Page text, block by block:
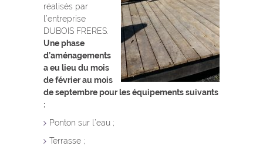
réalisés par
l’entreprise
DUBOIS FRERES.
Une phase
d’aménagements
a eu lieu du mois
de février au mois
de septembre pour les équipements suivants
:
Ponton sur l’eau ;
Terrasse ;